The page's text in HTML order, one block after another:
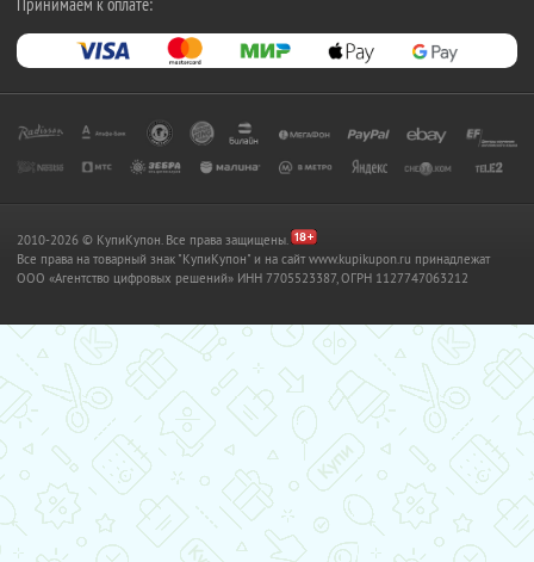
2010-2026 © КупиКупон. Все права защищены.
Все права на товарный знак "КупиКупон" и на сайт www.kupikupon.ru принадлежат
OOO «Агентство цифровых решений» ИНН 7705523387, ОГРН 1127747063212